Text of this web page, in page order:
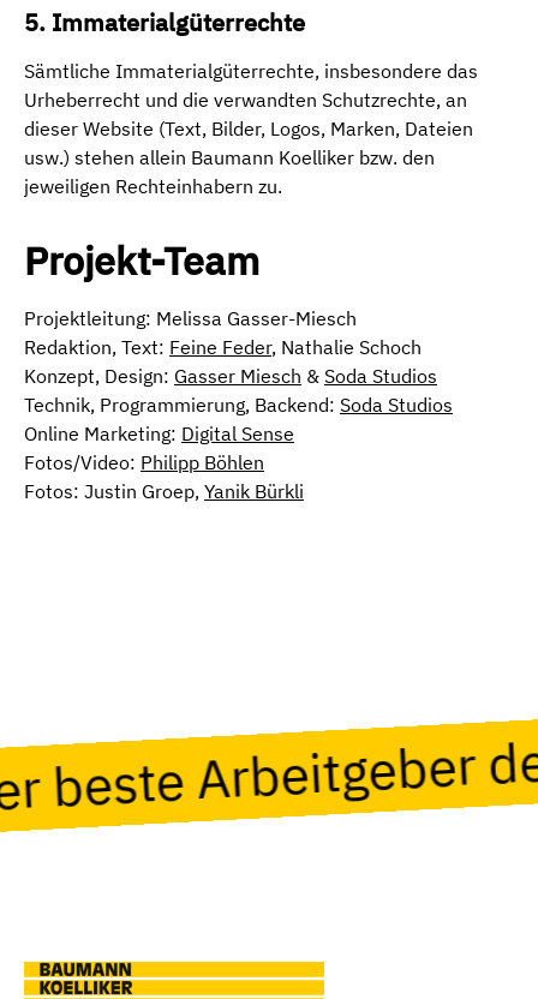
5. Immaterialgüterrechte
Sämtliche Immaterialgüterrechte, insbesondere das
Urheberrecht und die verwandten Schutzrechte, an
dieser Website (Text, Bilder, Logos, Marken, Dateien
usw.) stehen allein Baumann Koelliker bzw. den
jeweiligen Rechteinhabern zu.
Projekt-Team
Projektleitung: Melissa Gasser-Miesch
Redaktion, Text: Feine Feder, Nathalie Schoch
Konzept, Design: Gasser Miesch & Soda Studios
Technik, Programmierung, Backend: Soda Studios
Online Marketing: Digital Sense
Fotos/Video: Philipp Böhlen
Fotos: Justin Groep, Yanik Bürkli
beste Arbeitgeber